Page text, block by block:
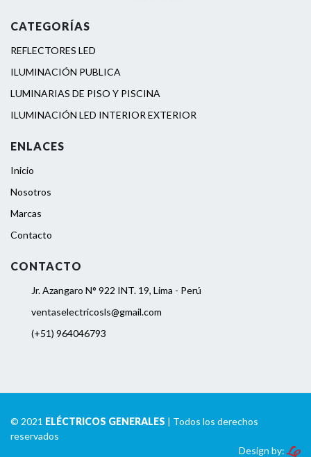
CATEGORÍAS
REFLECTORES LED
ILUMINACIÓN PUBLICA
LUMINARIAS DE PISO Y PISCINA
ILUMINACIÓN LED INTERIOR EXTERIOR
ENLACES
Inicio
Nosotros
Marcas
Contacto
CONTACTO
Jr. Azangaro N° 922 INT. 19, Lima - Perú
ventaselectricosls@gmail.com
(+51) 964046793
© 2021 ELÉCTRICOS GENERALES | Todos los derechos
reservados
Design by: